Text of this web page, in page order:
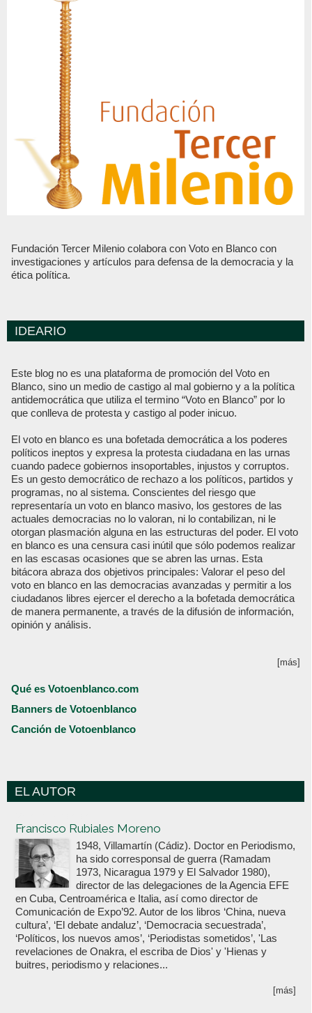
Fundación Tercer Milenio colabora con Voto en Blanco con
investigaciones y artículos para defensa de la democracia y la
ética política.
IDEARIO
Este blog no es una plataforma de promoción del Voto en
Blanco, sino un medio de castigo al mal gobierno y a la política
antidemocrática que utiliza el termino “Voto en Blanco” por lo
que conlleva de protesta y castigo al poder inicuo.
El voto en blanco es una bofetada democrática a los poderes
políticos ineptos y expresa la protesta ciudadana en las urnas
cuando padece gobiernos insoportables, injustos y corruptos.
Es un gesto democrático de rechazo a los políticos, partidos y
programas, no al sistema. Conscientes del riesgo que
representaría un voto en blanco masivo, los gestores de las
actuales democracias no lo valoran, ni lo contabilizan, ni le
otorgan plasmación alguna en las estructuras del poder. El voto
en blanco es una censura casi inútil que sólo podemos realizar
en las escasas ocasiones que se abren las urnas. Esta
bitácora abraza dos objetivos principales: Valorar el peso del
voto en blanco en las democracias avanzadas y permitir a los
ciudadanos libres ejercer el derecho a la bofetada democrática
de manera permanente, a través de la difusión de información,
opinión y análisis.
[más]
Qué es Votoenblanco.com
Banners de Votoenblanco
Canción de Votoenblanco
EL AUTOR
Francisco Rubiales Moreno
1948, Villamartín (Cádiz). Doctor en Periodismo,
ha sido corresponsal de guerra (Ramadam
1973, Nicaragua 1979 y El Salvador 1980),
director de las delegaciones de la Agencia EFE
en Cuba, Centroamérica e Italia, así como director de
Comunicación de Expo’92. Autor de los libros ‘China, nueva
cultura’, ‘El debate andaluz’, ‘Democracia secuestrada’,
‘Políticos, los nuevos amos’, ‘Periodistas sometidos’, 'Las
revelaciones de Onakra, el escriba de Dios' y 'Hienas y
buitres, periodismo y relaciones...
[más]